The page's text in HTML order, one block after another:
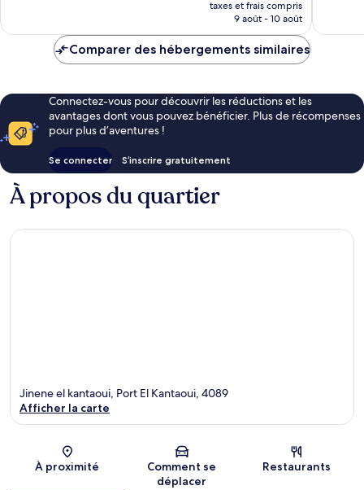
prix
de
taxes et frais compris
9 août - 10 août
Comparer des hébergements similaires
Connectez-vous pour découvrir les réductions et les
avantages dont vous pouvez bénéficier. Plus de récompenses
pour plus d’aventures !
Se connecter S’inscrire gratuitement
À propos du quartier
Carte
Jinene el kantaoui, Port El Kantaoui, 4089
Afficher la carte
À proximité
Comment se
déplacer
Restaurants